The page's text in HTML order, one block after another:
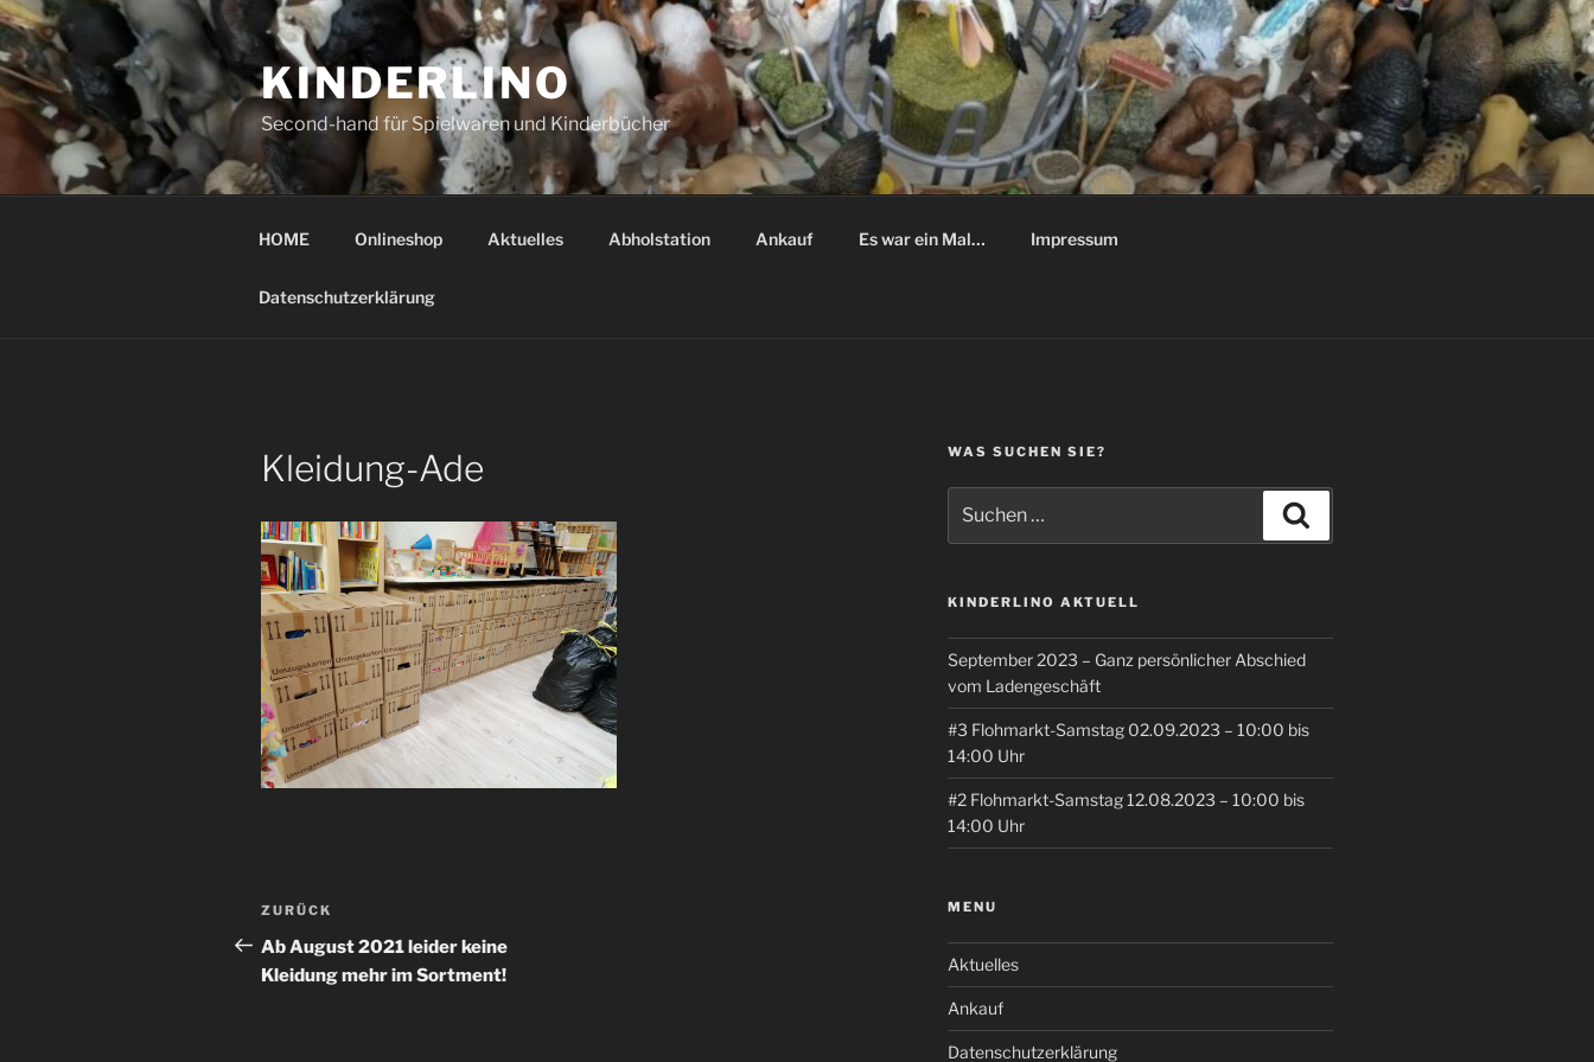
Zum
Inhalt
springen
KINDERLINO
Second-hand für Spielwaren und Kinderbücher
HOME Onlineshop Aktuelles Abholstation Ankauf Es war ein Mal… Impressum
Datenschutzerklärung
Kleidung-Ade
Beitragsnavigation
Vorheriger
Beitrag
ZURÜCK
Ab August 2021 leider keine
Kleidung mehr im Sortment!
WAS SUCHEN SIE?
nach:
KINDERLINO AKTUELL
September 2023 – Ganz persönlicher Abschied
vom Ladengeschäft
#3 Flohmarkt-Samstag 02.09.2023 – 10:00 bis
14:00 Uhr
#2 Flohmarkt-Samstag 12.08.2023 – 10:00 bis
14:00 Uhr
MENU
Aktuelles
Ankauf
Datenschutzerklärung